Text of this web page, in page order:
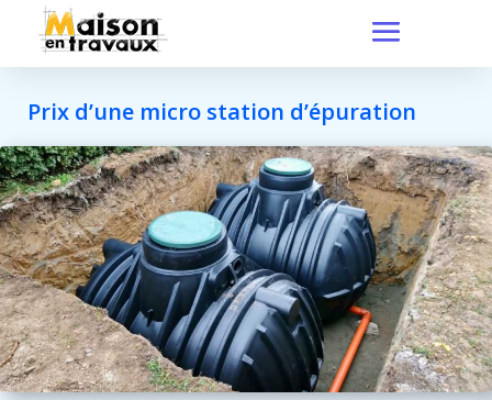
Prix d’une micro station d’épuration